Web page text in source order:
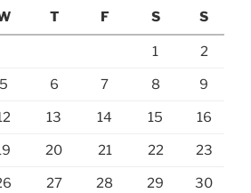
T F S S
1 2
5 6 7 8 9
13 14 15 16
20 21 22 23
27 28 29 30